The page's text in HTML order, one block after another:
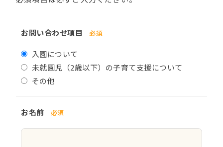
お問い合わせ項目 必須
入園について
未就園児（2歳以下）の子育て支援について
その他
お名前 必須